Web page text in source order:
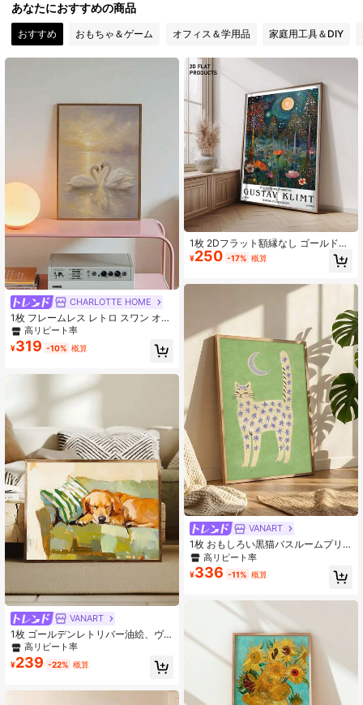
4.86 25 フォロワー
25 フォロワー
あなたにおすすめの商品
おすすめ おもちゃ＆ゲーム オフィス＆学用品 家庭用工具＆DIY
CHARLOTTE HOME
1枚 フレームレス レトロ スワン オイ
ルペインティング キャンバス、田舎
風ファームハウス用プリントポスタ
ーとしてデザイン、モダンな壁アー
ング、バスルーム、オフィスの雰囲
気を高めるのに最適
高リピート率
¥319 -10% 概算
VANART
1枚 ゴールデンレトリバー油絵、ヴ
ィンテージ動物アート、ソファで眠
る抽象的な犬、フェスティバルギフ
ト、寝室、リビング、バスルーム、
ームデコ、ルームデコ、キャンバス
高リピート率
¥239 -22% 概算
1枚 2Dフラット額縁なし ゴールドの
森の小道ポスター - グスタフ・クリ
ムト調の夜景アート - 星空の月光プ
ウォールアート、フローラルアー
適しています
¥250 -17% 概算
VANART
1枚 おもしろい黒猫バスルームプリ
ント、動物ウォールアート、バスタ
ブの中の黒猫プリント、ジャパンデ
ィポスター、寝室、リビング、キッ
コ、ホームデコ、ルームデコ、キャ
ンバスウォールアート、ポスター、
フレーム付きウォールアート、フレ
ーム選択可能
高リピート率
¥336 -11% 概算